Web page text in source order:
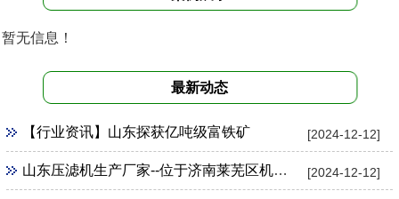
暂无信息！
最新动态
[2024-12-12]
【行业资讯】山东探获亿吨级富铁矿
[2024-12-12]
山东压滤机生产厂家--位于济南莱芜区机械制造